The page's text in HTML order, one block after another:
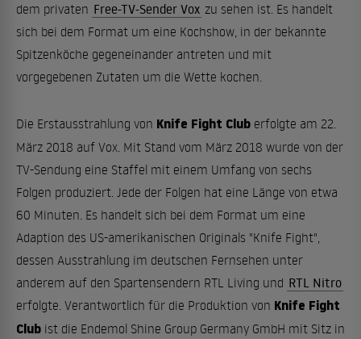
dem privaten Free-TV-Sender Vox zu sehen ist. Es handelt
sich bei dem Format um eine Kochshow, in der bekannte
Spitzenköche gegeneinander antreten und mit
vorgegebenen Zutaten um die Wette kochen.
Die Erstausstrahlung von Knife Fight Club erfolgte am 22.
März 2018 auf Vox. Mit Stand vom März 2018 wurde von der
TV-Sendung eine Staffel mit einem Umfang von sechs
Folgen produziert. Jede der Folgen hat eine Länge von etwa
60 Minuten. Es handelt sich bei dem Format um eine
Adaption des US-amerikanischen Originals "Knife Fight",
dessen Ausstrahlung im deutschen Fernsehen unter
anderem auf den Spartensendern RTL Living und RTL Nitro
erfolgte. Verantwortlich für die Produktion von Knife Fight
Club ist die Endemol Shine Group Germany GmbH mit Sitz in